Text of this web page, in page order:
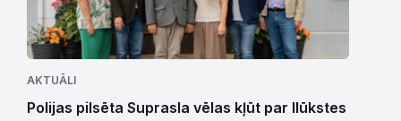
AKTUĀLI
Polijas pilsēta Suprasla vēlas kļūt par Ilūkstes